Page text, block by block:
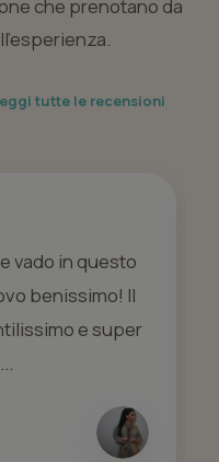
che prenotano da
tutte le recensioni
vado in questo
benissimo! Il
e super